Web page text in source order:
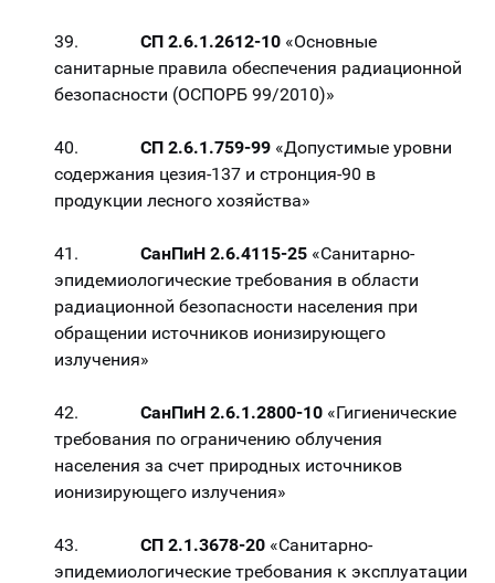
39. СП 2.6.1.2612-10 «Основные
санитарные правила обеспечения радиационной
безопасности (ОСПОРБ 99/2010)»
40. СП 2.6.1.759-99 «Допустимые уровни
содержания цезия-137 и стронция-90 в
продукции лесного хозяйства»
41. СанПиН 2.6.4115-25 «Санитарно-
эпидемиологические требования в области
радиационной безопасности населения при
обращении источников ионизирующего
излучения»
42. СанПиН 2.6.1.2800-10 «Гигиенические
требования по ограничению облучения
населения за счет природных источников
ионизирующего излучения»
43. СП 2.1.3678-20 «Санитарно-
эпидемиологические требования к эксплуатации